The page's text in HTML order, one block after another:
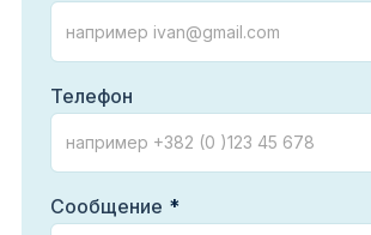
Телефон
Сообщение